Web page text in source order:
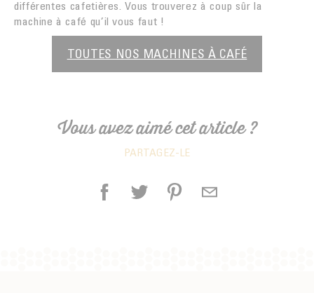
différentes cafetières. Vous trouverez à coup sûr la
machine à café qu’il vous faut !
TOUTES NOS MACHINES À CAFÉ
Vous avez aimé cet article ?
PARTAGEZ-LE